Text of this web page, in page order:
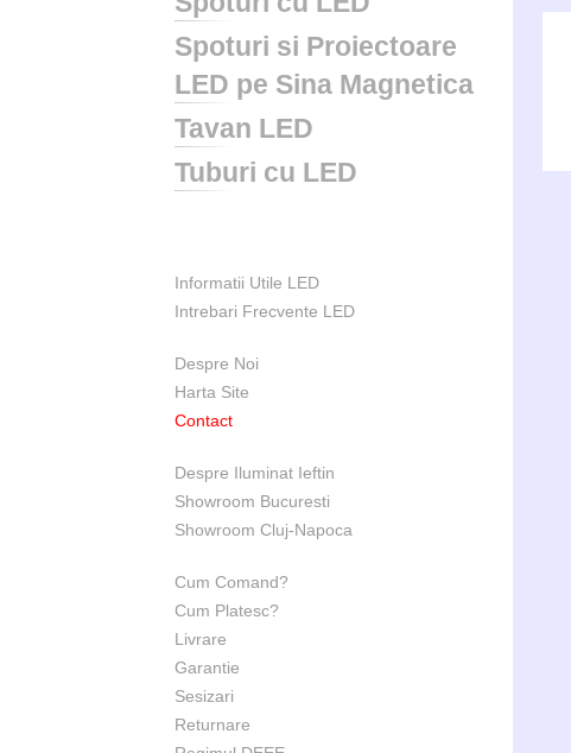
Spoturi si Proiectoare
LED pe Sina Magnetica
Tavan LED
Tuburi cu LED
Informatii Utile LED
Intrebari Frecvente LED
Despre Noi
Harta Site
Contact
Despre Iluminat Ieftin
Showroom Bucuresti
Showroom Cluj-Napoca
Cum Comand?
Cum Platesc?
Livrare
Garantie
Sesizari
Returnare